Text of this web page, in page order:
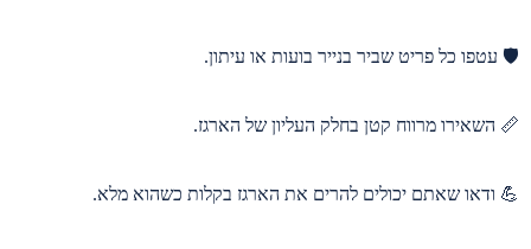
🛡️ עטפו כל פריט שביר בנייר בועות או עיתון.
📏 השאירו מרווח קטן בחלק העליון של הארגז.
💪 ודאו שאתם יכולים להרים את הארגז בקלות כשהוא מלא.